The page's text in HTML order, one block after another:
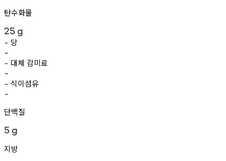
탄수화물
25 g
- 당
-
- 대체 감미료
-
- 식이섬유
-
단백질
5 g
지방